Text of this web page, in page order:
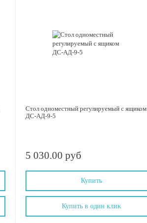
Стол одноместный регулируемый с ящиком
ДС-АД-9-5
5 030.00 руб
Купить
Купить в один клик